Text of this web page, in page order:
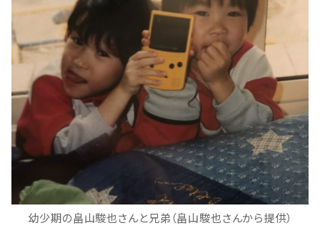
幼少期の畠山駿也さんと兄弟（畠山駿也さんから提供）